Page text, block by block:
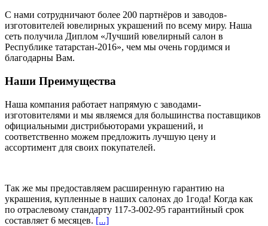
С нами сотрудничают более 200 партнёров и заводов-
изготовителей ювелирных украшений по всему миру. Наша
сеть получила Диплом «Лучший ювелирный салон в
Республике татарстан-2016», чем мы очень гордимся и
благодарны Вам.
Наши Преимущества
Наша компания работает напрямую с заводами-
изготовителями и мы являемся для большинства поставщиков
официальными дистрибьюторами украшений, и
соответственно можем предложить лучшую цену и
ассортимент для своих покупателей.
Так же мы предоставляем расширенную гарантию на
украшения, купленные в наших салонах до 1года! Когда как
по отраслевому стандарту 117-3-002-95 гарантийный срок
составляет 6 месяцев. [...]